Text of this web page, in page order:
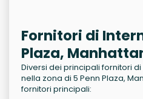
Fornitori di
Plaza,
Diversi dei principali fornitori
nella zona di 5 Penn Plaza,
fornitori principali: